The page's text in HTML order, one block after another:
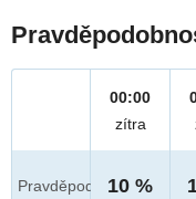
Pravděpod.
00:00
zítra
10 %